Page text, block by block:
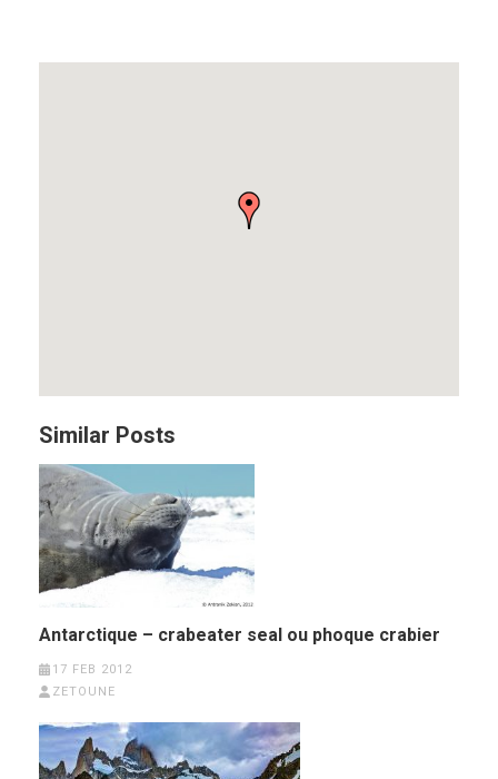
Similar Posts
Antarctique – crabeater seal ou phoque crabier
17 FEB 2012
ZETOUNE